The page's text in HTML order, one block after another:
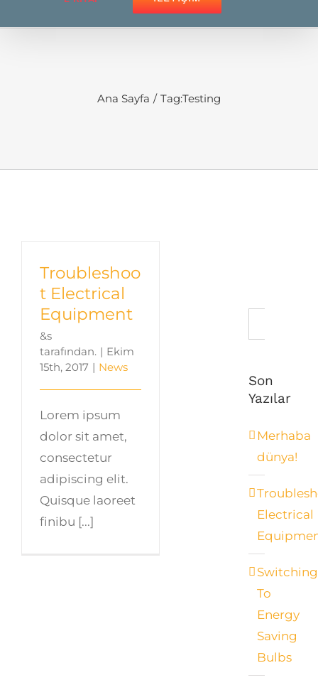
Ana Sayfa Tag:Testing
Troubleshoo
t Electrical
Equipment
&s
tarafından. | Ekim
15th, 2017 | News
Lorem ipsum
dolor sit amet,
consectetur
adipiscing elit.
Quisque laoreet
finibu [...]
Son
Yazılar
Merhaba
dünya!
Electrical
Switching
To
Energy
Saving
Bulbs